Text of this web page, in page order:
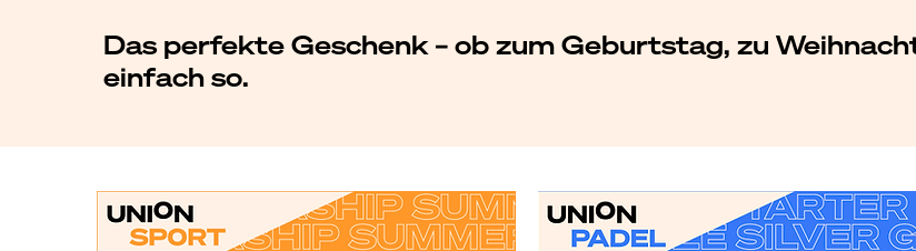
Das perfekte Geschenk – ob zum Geburtstag, zu
einfach so.